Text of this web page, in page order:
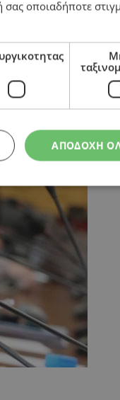
οποιαδήποτε
ΑΠΟΔΟΧΗ